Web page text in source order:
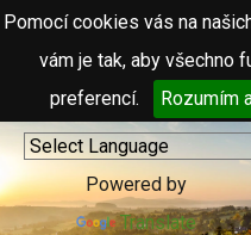
Pomocí cookies vás na
vám je tak, aby všechno
preferencí.
Rozumím
Powered by
Translate